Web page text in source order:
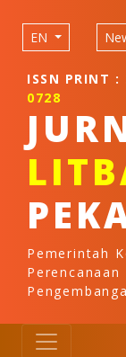
Main
Main Content
EN
ISSN PRINT
0728
Pemerintah